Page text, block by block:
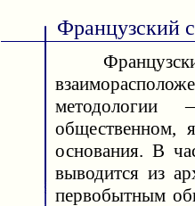
Французский
общественном,
основания. В
выводится из
первобытным